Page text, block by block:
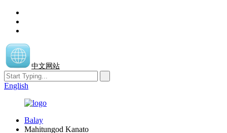
中文网站
English
Balay
Mahitungod Kanato